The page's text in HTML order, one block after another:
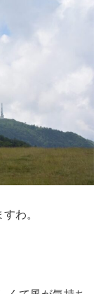
わ。